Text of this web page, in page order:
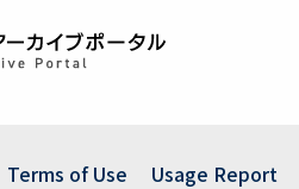
Terms of Use Usage Report